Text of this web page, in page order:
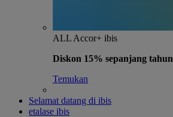
ALL Accor+ ibis
Diskon 15% sepanjang tahun
Temukan
Selamat datang di ibis
etalase ibis